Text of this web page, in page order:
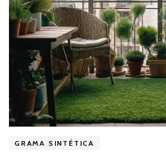
GRAMA SINTÉTICA